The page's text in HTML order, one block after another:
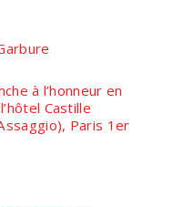
à l’honneur en
Castille
Paris 1er